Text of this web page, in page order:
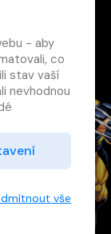
%
- aby
co
stav vaší
nevhodnou
nám takvše